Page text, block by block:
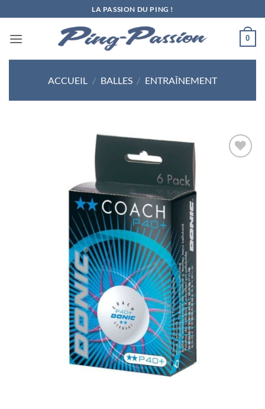
au
contenu
LA PASSION DU PING !
0
ACCUEIL / BALLES / ENTRAÎNEMENT